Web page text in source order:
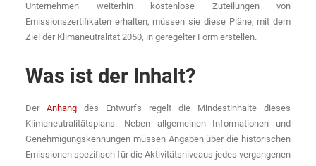
Unternehmen weiterhin kostenlose Zuteilungen von
Emissionszertifikaten erhalten, müssen sie diese Pläne, mit dem
Ziel der Klimaneutralität 2050, in geregelter Form erstellen.
Was ist der Inhalt?
Der Anhang des Entwurfs regelt die Mindestinhalte dieses
Klimaneutralitätsplans. Neben allgemeinen Informationen und
Genehmigungskennungen müssen Angaben über die historischen
Emissionen spezifisch für die Aktivitätsniveaus jedes vergangenen